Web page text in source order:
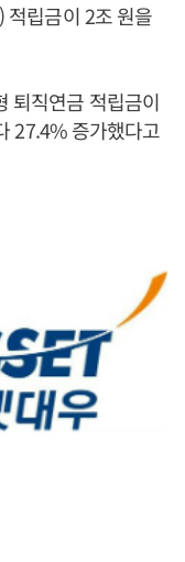
적립금이 2조 원을
퇴직연금 적립금이
27.4% 증가했다고